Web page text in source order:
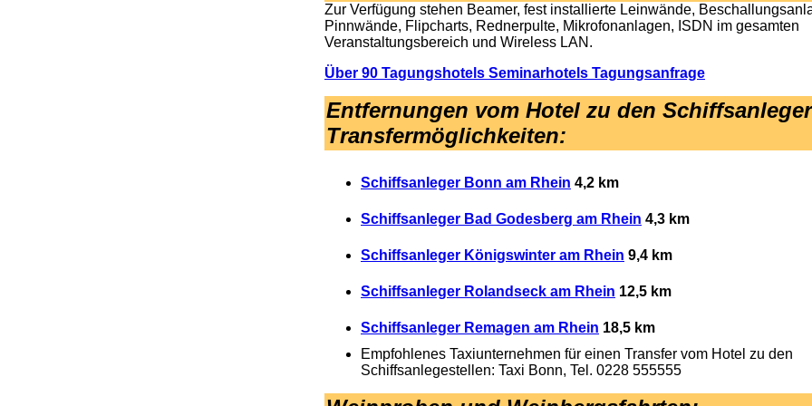
Zur Verfügung stehen Beamer, fest installierte Leinwände,
Pinnwände, Flipcharts, Rednerpulte, Mikrofonanlagen, ISDN im gesamten
Veranstaltungsbereich und Wireless LAN.
Über 90 Tagungshotels Seminarhotels Tagungsanfrage
Entfernungen vom Hotel zu den
Transfermöglichkeiten:
Schiffsanleger Bonn am Rhein 4,2 km
Schiffsanleger Bad Godesberg am Rhein 4,3 km
Schiffsanleger Königswinter am Rhein 9,4 km
Schiffsanleger Rolandseck am Rhein 12,5 km
Schiffsanleger Remagen am Rhein 18,5 km
Empfohlenes Taxiunternehmen für einen Transfer vom Hotel zu den
Schiffsanlegestellen: Taxi Bonn, Tel. 0228 555555